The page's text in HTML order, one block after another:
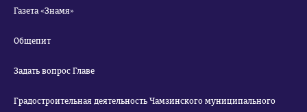
Газета «Знамя»
Общепит
Задать вопрос Главе
Градостроительная деятельность Чамзинского муниципального